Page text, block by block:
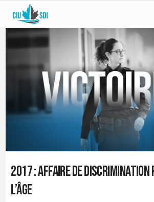
2017 : Affaire de discrimination
l’âge